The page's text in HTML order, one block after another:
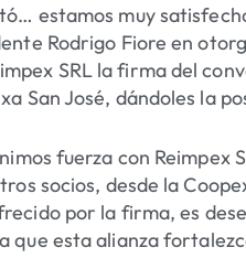
estamos muy
Rodrigo Fiore en
SRL la firma del
San José, dándoles la
fuerza con Reimpex
socios, desde la
por la firma, es
que esta alianza